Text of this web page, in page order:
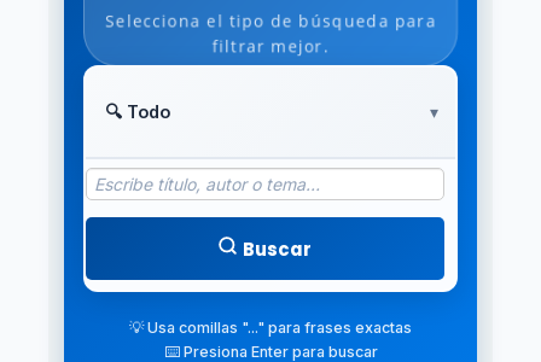
Selecciona el tipo de búsqueda para
filtrar mejor.
Buscar
💡 Usa comillas "..." para frases exactas
⌨️ Presiona Enter para buscar